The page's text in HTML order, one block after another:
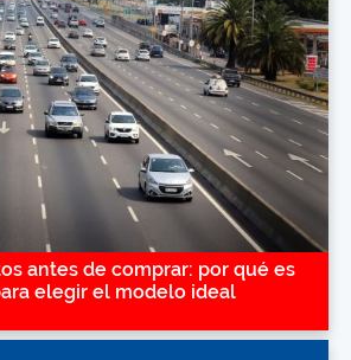
antes de comprar: por qué es
elegir el modelo ideal